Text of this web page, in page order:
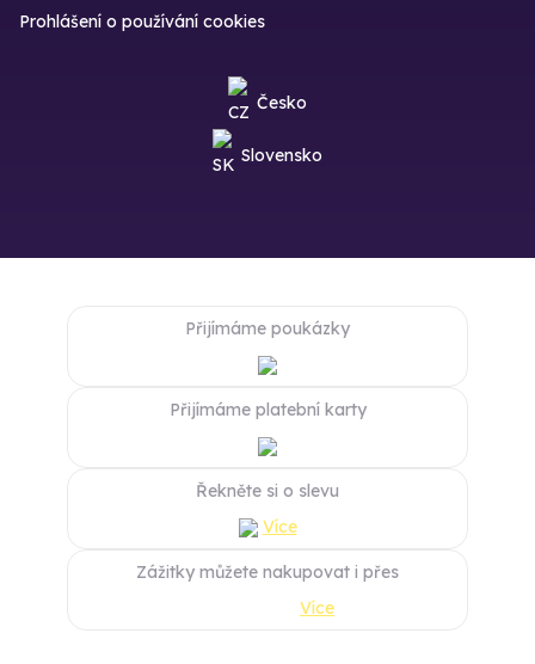
Prohlášení o používání cookies
Česko
Slovensko
Přijímáme poukázky
Přijímáme platební karty
Řekněte si o slevu
Více
Zážitky můžete nakupovat i přes
Více